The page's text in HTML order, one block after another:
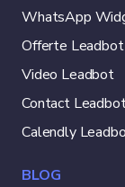
WhatsApp
Offerte Leadbot
Video Leadbot
Contact
Calendly
BLOG